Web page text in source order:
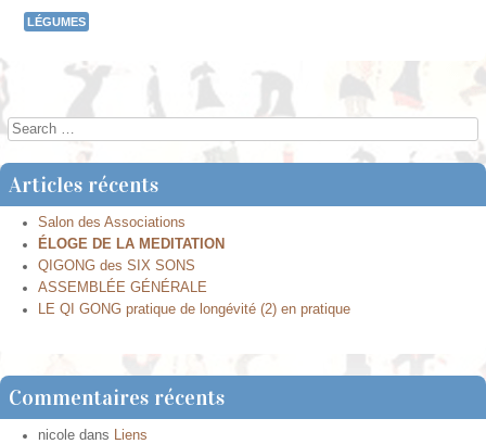
LÉGUMES
Post navigation
Search
Articles récents
Salon des Associations
ÉLOGE DE LA MEDITATION
QIGONG des SIX SONS
ASSEMBLÉE GÉNÉRALE
LE QI GONG pratique de longévité (2) en pratique
Commentaires récents
nicole dans
Liens